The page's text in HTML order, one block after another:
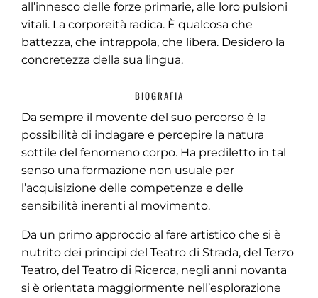
all’innesco delle forze primarie, alle loro pulsioni
vitali. La corporeità radica. È qualcosa che
battezza, che intrappola, che libera. Desidero la
concretezza della sua lingua.
BIOGRAFIA
Da sempre il movente del suo percorso è la
possibilità di indagare e percepire la natura
sottile del fenomeno corpo. Ha prediletto in tal
senso una formazione non usuale per
l’acquisizione delle competenze e delle
sensibilità inerenti al movimento.
Da un primo approccio al fare artistico che si è
nutrito dei principi del Teatro di Strada, del Terzo
Teatro, del Teatro di Ricerca, negli anni novanta
si è orientata maggiormente nell’esplorazione